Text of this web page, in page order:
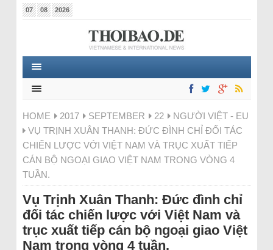
07 08 2026
HOME 2017 SEPTEMBER 22
NGƯỜI VIỆT - EU
VỤ TRỊNH XUÂN THANH: ĐỨC ĐÌNH CHỈ ĐỐI TÁC
CHIẾN LƯỢC VỚI VIỆT NAM VÀ TRỤC XUẤT TIẾP
CÁN BỘ NGOẠI GIAO VIỆT NAM TRONG VÒNG 4
TUẦN.
Vụ Trịnh Xuân Thanh: Đức đình chỉ
đối tác chiến lược với Việt Nam và
trục xuất tiếp cán bộ ngoại giao Việt
Nam trong vòng 4 tuần.